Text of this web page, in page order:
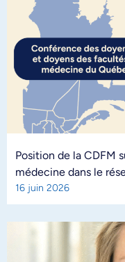
Position de la CDFM
médecine dans le
16 juin 2026